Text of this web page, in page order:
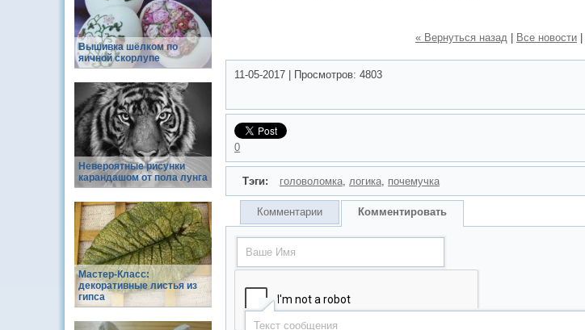
Вышивка шёлком по
яичной скорлупе
Невероятные рисунки
карандашом от пола лунга
Мастер-Класс:
декоративные листья из
гипса
« Вернуться назад Все новости
11-05-2017 Просмотров: 4803
0
Тэги: головоломка, логика, почемучка
Комментарии Комментировать